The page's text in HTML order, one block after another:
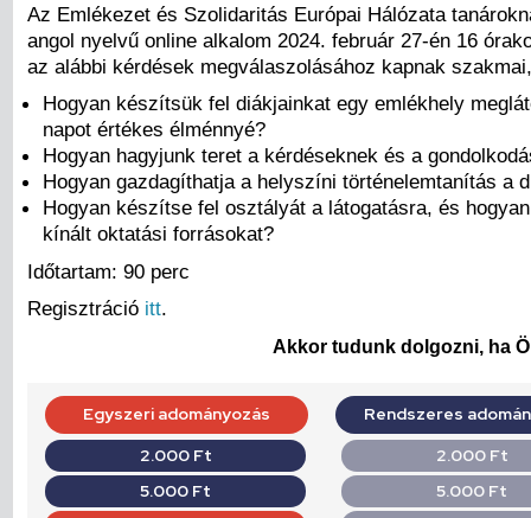
Az Emlékezet és Szolidaritás Európai Hálózata
angol nyelvű online alkalom 2024. február 27-én 16
az alábbi kérdések megválaszolásához kapnak
Hogyan készítsük fel diákjainkat egy emlékhely
napot értékes élménnyé?
Hogyan hagyjunk teret a kérdéseknek és a
Hogyan gazdagíthatja a helyszíni történelemtanítás a
Hogyan készítse fel osztályát a látogatásra, és
kínált oktatási forrásokat?
Időtartam: 90 perc
Regisztráció itt.
Akkor tudunk dolgozni, ha